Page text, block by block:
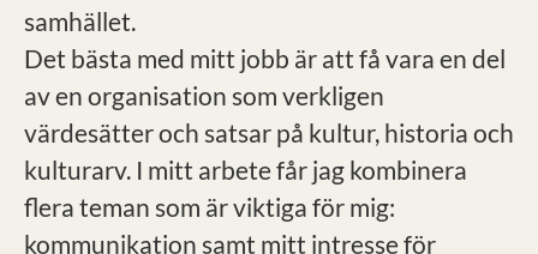
samhället.
Det bästa med mitt jobb är att få vara en del
av en organisation som verkligen
värdesätter och satsar på kultur, historia och
kulturarv. I mitt arbete får jag kombinera
flera teman som är viktiga för mig:
kommunikation samt mitt intresse för